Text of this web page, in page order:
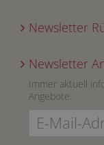
Newsletter
Newsletter
Immer aktuell
Angebote.